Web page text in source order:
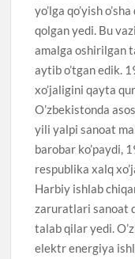
yo’lga qo’yish
qolgan yedi. Bu
amalga oshirilgan
aytib o’tgan edik.
xo’jaligini qayta
O’zbekistonda
yili yalpi sanoat
barobar ko’paydi,
respublika xalq
Harbiy ishlab
zaruratlari sanoat
talab qilar yedi.
elektr energiya